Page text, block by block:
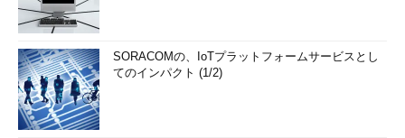
SORACOMの、IoTプラットフォームサービスとし
てのインパクト (1/2)